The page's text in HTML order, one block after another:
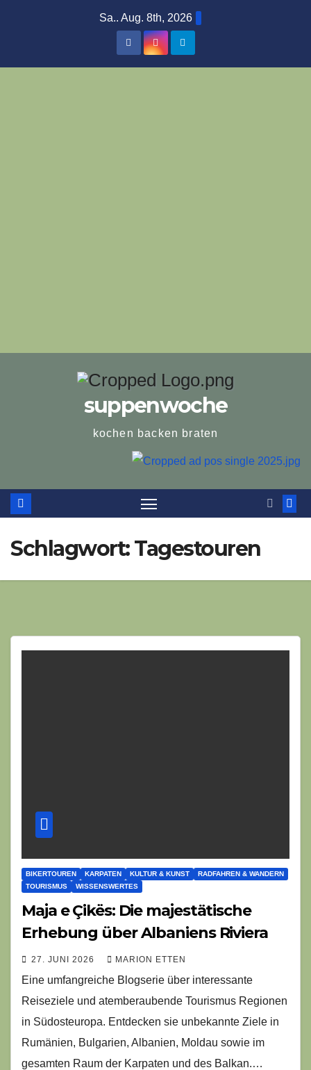
Sa.. Aug. 8th, 2026
suppenwoche
kochen backen braten
Schlagwort:Tagestouren
BIKERTOUREN KARPATEN KULTUR & KUNST
RADFAHREN & WANDERN
TOURISMUS
WISSENSWERTES
Maja e Çikës: Die majestätische
Erhebung über Albaniens Riviera
27. JUNI 2026 MARION ETTEN
Eine umfangreiche Blogserie über interessante
Reiseziele und atemberaubende Tourismus Regionen
in Südosteuropa. Entdecken sie unbekannte Ziele in
Rumänien, Bulgarien, Albanien, Moldau sowie im
gesamten Raum der Karpaten und des Balkan.…